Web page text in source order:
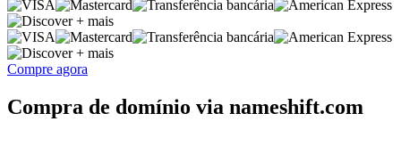
+ mais
+ mais
Compre agora
Compra de domínio via nameshift.com